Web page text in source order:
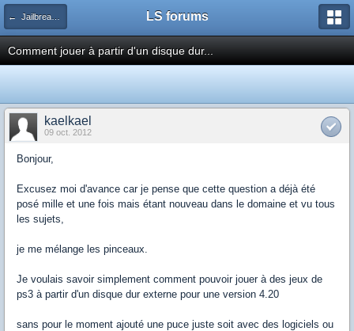
← Jailbreak et hack par dongle USB LS forums
Comment jouer à partir d'un disque dur...
kaelkael
09 oct. 2012
Bonjour,
Excusez moi d'avance car je pense que cette question a déjà été
posé mille et une fois mais étant nouveau dans le domaine et vu tous
les sujets,
je me mélange les pinceaux.
Je voulais savoir simplement comment pouvoir jouer à des jeux de
ps3 à partir d'un disque dur externe pour une version 4.20
sans pour le moment ajouté une puce juste soit avec des logiciels ou